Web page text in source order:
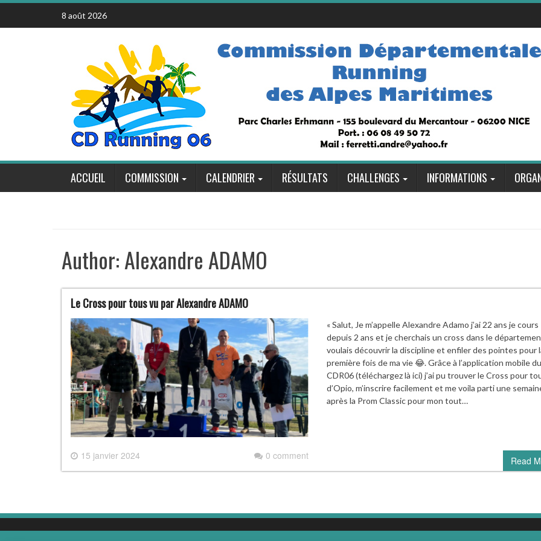
Skip
content
8 août 2026
ACCUEIL COMMISSION CALENDRIER RÉSULTATS CHALLENGES INFORMATIONS
Author:Alexandre ADAMO
Le Cross pour tous vu par Alexandre ADAMO
15 janvier 2024 0 comment
« Salut, Je m’appelle Alexandre Adamo j’ai 22 ans je cours
depuis 2 ans et je cherchais un cross dans le
voulais découvrir la discipline et enfiler des pointes pour
première fois de ma vie 😂. Grâce à l’application mobile du
CDR06 (téléchargez là ici) j’ai pu trouver le Cross pour
d’Opio, m’inscrire facilement et me voila parti une
après la Prom Classic pour mon tout…
Read